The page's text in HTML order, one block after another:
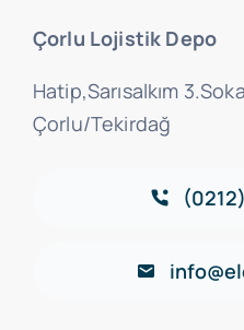
Çorlu Lojistik Depo
Hatip,Sarısalkım
Çorlu/Tekirdağ